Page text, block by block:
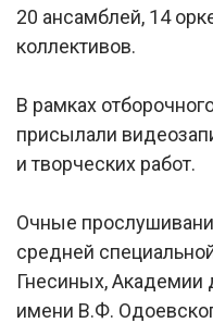
20 ансамблей, 14
коллективов.
В рамках
присылали
и творческих работ.
Очные
средней
Гнесиных,
имени В.Ф.